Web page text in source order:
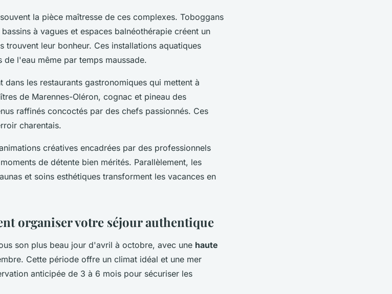
la pièce maîtresse de ces complexes. Toboggans
à vagues et espaces balnéothérapie créent un
trouvent leur bonheur. Ces installations aquatiques
l'eau même par temps maussade.
les restaurants gastronomiques qui mettent à
de Marennes-Oléron, cognac et pineau des
raffinés concoctés par des chefs passionnés. Ces
charentais.
créatives encadrées par des professionnels
de détente bien mérités. Parallèlement, les
et soins esthétiques transforment les vacances en
organiser votre séjour authentique
son plus beau jour d'avril à octobre, avec une haute
Cette période offre un climat idéal et une mer
anticipée de 3 à 6 mois pour sécuriser les